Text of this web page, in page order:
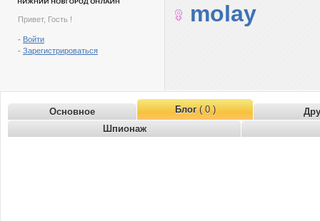
Привет, Гость !
- Войти
- Зарегистрироваться
molay
Основное Блог( 0 )
Шпионаж